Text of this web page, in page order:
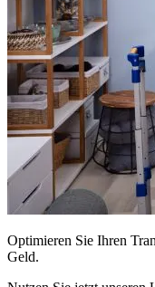
Optimieren Sie Ihren
Geld.